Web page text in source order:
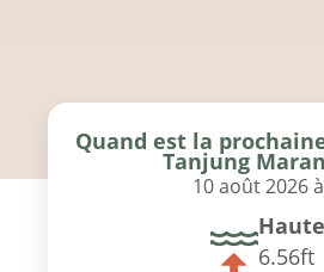
Quand est la
Tanjung
10 août 2026
6.56ft